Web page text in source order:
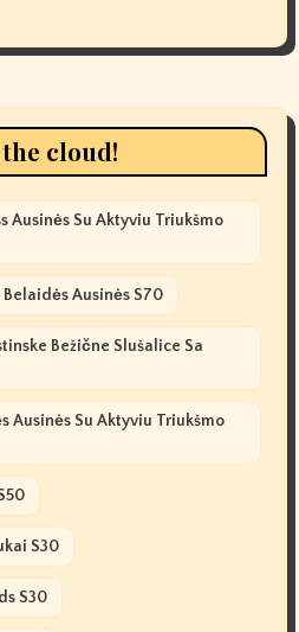
cloud!
Ausinės Su Aktyviu Triukšmo
Ausinės S70
Bežične Slušalice Sa
Ausinės Su Aktyviu Triukšmo
S30
S30